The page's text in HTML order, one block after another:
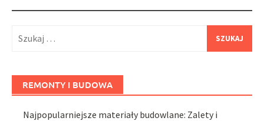
REMONTY I BUDOWA
Najpopularniejsze materiały budowlane: Zalety i